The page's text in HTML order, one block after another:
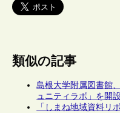
類似の記事
島根大学附属図書館
ュニティラボ」を開設
「しまね地域資料リ